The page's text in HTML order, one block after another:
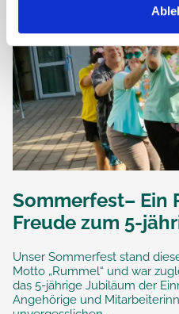
Sommerfest– Ein
Freude zum 5-
Unser Sommerfest stand
Motto „Rummel“ und war
das 5-jährige Jubiläum der
Angehörige und